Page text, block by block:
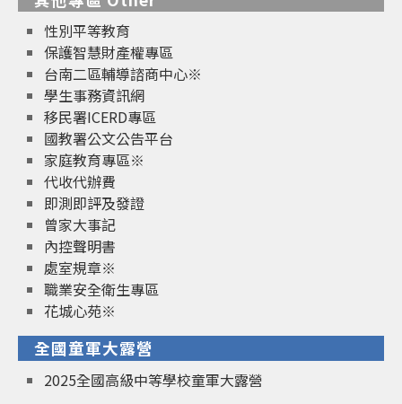
性別平等教育
保護智慧財產權專區
台南二區輔導諮商中心※
學生事務資訊網
移民署ICERD專區
國教署公文公告平台
家庭教育專區※
代收代辦費
即測即評及發證
曾家大事記
內控聲明書
處室規章※
職業安全衛生專區
花城心苑※
全國童軍大露營
2025全國高級中等學校童軍大露營